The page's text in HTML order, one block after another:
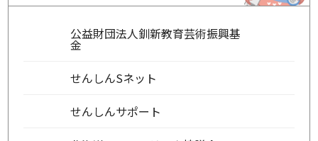
公益財団法人釧新教育芸術振興基
金
せんしんSネット
せんしんサポート